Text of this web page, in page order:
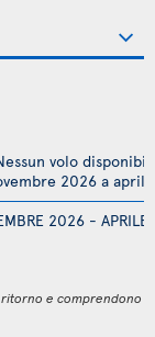
2026 -
volo
2026 a
e comprendono